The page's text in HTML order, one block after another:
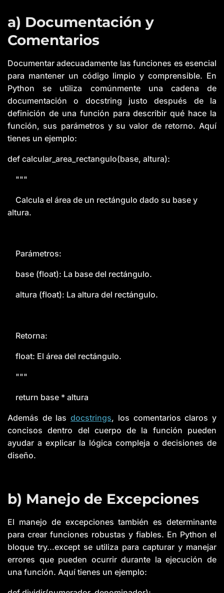
a) Documentación y
Comentarios
Documentar adecuadamente las funciones es esencial
para mantener un código limpio y comprensible. En
Python se utiliza comúnmente una cadena de
documentación o docstring justo después de la
definición de una función para describir qué hace la
función, sus parámetros y su valor de retorno. Aquí
tienes un ejemplo:
def calcular_area_rectangulo(base, altura):
"""
Calcula el área de un rectángulo dado su base y
altura.
Parámetros:
base (float): La base del rectángulo.
altura (float): La altura del rectángulo.
Retorna:
float: El área del rectángulo.
"""
return base * altura
Además de lasdocstrings, los comentarios claros y
concisos dentro del cuerpo de la función pueden
ayudar a explicar la lógica compleja o decisiones de
diseño.
b) Manejo de Excepciones
El manejo de excepciones también es determinante
para crear funciones robustas y fiables. En Python el
bloque try...except se utiliza para capturar y manejar
errores que pueden ocurrir durante la ejecución de
una función. Aquí tienes un ejemplo: